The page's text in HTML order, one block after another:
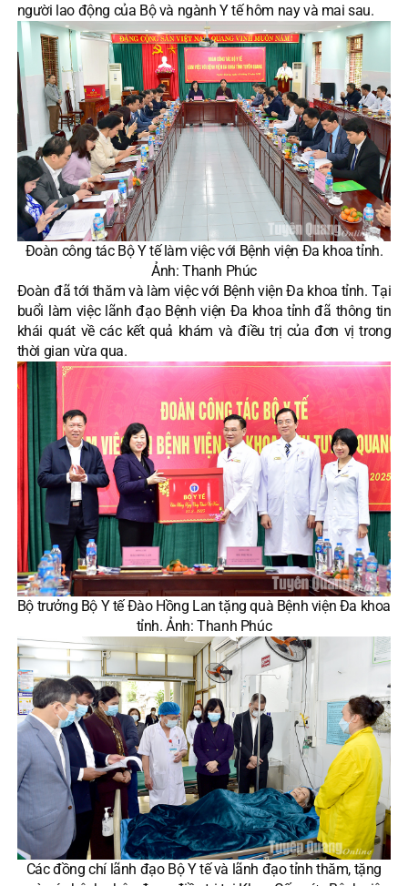
người lao động của Bộ và ngành Y tế hôm nay và mai sau.
Đoàn công tác Bộ Y tế làm việc với Bệnh viện Đa khoa tỉnh.
Ảnh: Thanh Phúc
Đoàn đã tới thăm và làm việc với Bệnh viện Đa khoa tỉnh. Tại
buổi làm việc lãnh đạo Bệnh viện Đa khoa tỉnh đã thông tin
khái quát về các kết quả khám và điều trị của đơn vị trong
thời gian vừa qua.
Bộ trưởng Bộ Y tế Đào Hồng Lan tặng quà Bệnh viện Đa khoa
tỉnh. Ảnh: Thanh Phúc
Các đồng chí lãnh đạo Bộ Y tế và lãnh đạo tỉnh thăm, tặng